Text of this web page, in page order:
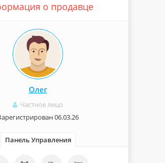
о продавце
Олег
Частное лицо
06.03.26
Панель Управления